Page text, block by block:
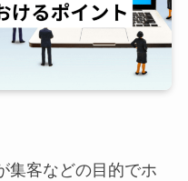
集客などの目的でホ